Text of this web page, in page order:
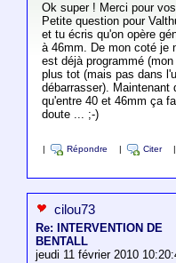
Ok super ! Merci pour
Petite question pour
et tu écris qu'on opère
à 46mm. De mon coté je
est déjà programmé
plus tot (mais pas dans
débarrasser).
qu'entre 40 et 46mm ça
doute ... ;-)
Répondre Citer
cilou73
Re: INTERVENTION DE
BENTALL
jeudi 11 février 2010